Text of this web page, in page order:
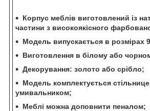
Корпус меблів виготовлений із
частини з високоякісного
Модель випускається в розмірах
Виготовлення в білому або
Декорування: золото або срібло;
Модель комплектується
умивальником;
Меблі можна доповнити пеналом;